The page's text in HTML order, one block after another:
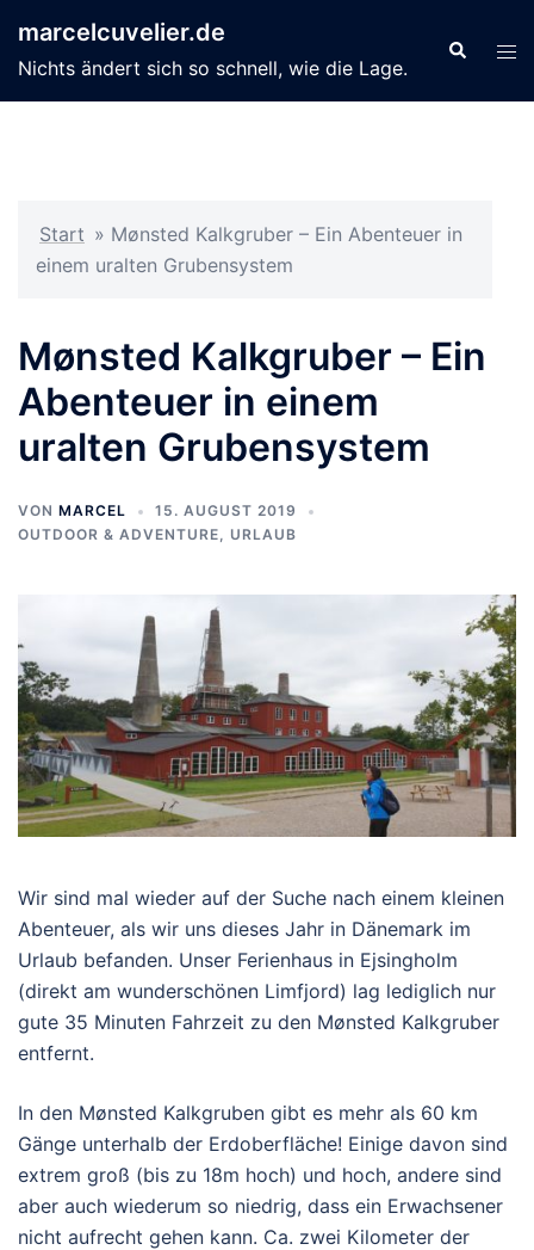
Inhalt
springen
marcelcuvelier.de
Nichts ändert sich so schnell, wie die Lage.
Suche
Start » Mønsted Kalkgruber – Ein Abenteuer in
einem uralten Grubensystem
Mønsted Kalkgruber – Ein
Abenteuer in einem
uralten Grubensystem
VON MARCEL
15. AUGUST 2019
OUTDOOR & ADVENTURE, URLAUB
Wir sind mal wieder auf der Suche nach einem kleinen
Abenteuer, als wir uns dieses Jahr in Dänemark im
Urlaub befanden. Unser Ferienhaus in Ejsingholm
(direkt am wunderschönen Limfjord) lag lediglich nur
gute 35 Minuten Fahrzeit zu den Mønsted Kalkgruber
entfernt.
In den Mønsted Kalkgruben gibt es mehr als 60 km
Gänge unterhalb der Erdoberfläche! Einige davon sind
extrem groß (bis zu 18m hoch) und hoch, andere sind
aber auch wiederum so niedrig, dass ein Erwachsener
nicht aufrecht gehen kann. Ca. zwei Kilometer der